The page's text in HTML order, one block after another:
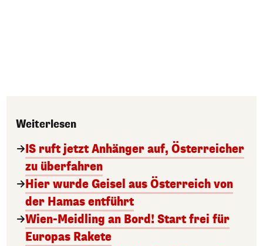
Weiterlesen
IS ruft jetzt Anhänger auf, Österreicher
zu überfahren
Hier wurde Geisel aus Österreich von
der Hamas entführt
Wien-Meidling an Bord! Start frei für
Europas Rakete